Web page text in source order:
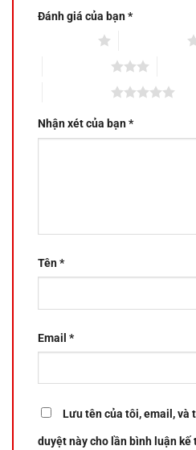
Đánh giá của bạn*
Nhận xét của bạn*
Tên*
Email *
Lưu tên của tôi, email, và
duyệt này cho lần bình luận kế